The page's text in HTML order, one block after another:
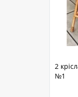
2
№1